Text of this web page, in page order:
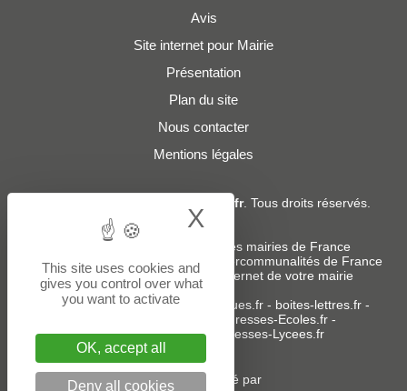
Avis
Site internet pour Mairie
Présentation
Plan du site
Nous contacter
Mentions légales
Adresses-Mairies.fr. Tous droits réservés.
Services :
Liste des adresses e-mails des mairies de France
Liste des adresses e-mails des intercommunalités de France
-Création ou refonte du site internet de votre mairie
Sites partenaires:donneespubliques.fr- boites-lettres.fr-
Adresses-Ecoles.fr -
Adresses-Colleges.fr- Adresses-Lycees.fr
Un service édité par
This site uses cookies and
gives you control over what
you want to activate
OK, accept all
Deny all cookies
X